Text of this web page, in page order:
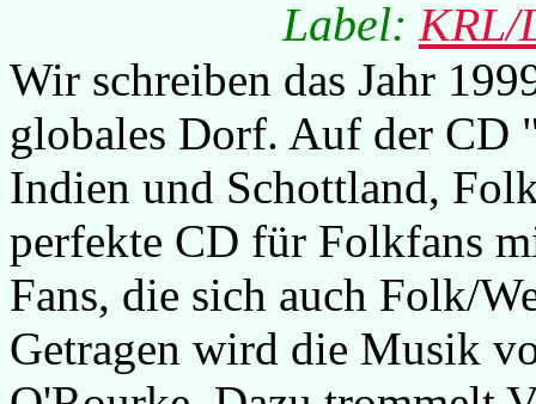
Label: KRL/
Wir schreiben das Jahr
globales Dorf. Auf der CD
Indien und Schottland,
perfekte CD für Folkfans
Fans, die sich auch Folk/
Getragen wird die Musik